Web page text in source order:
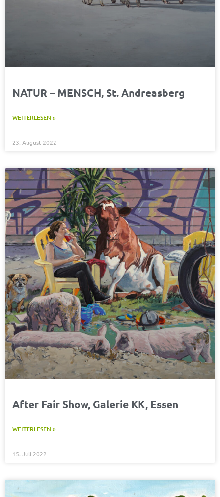
NATUR – MENSCH, St. Andreasberg
WEITERLESEN »
23. August 2022
After Fair Show, Galerie KK, Essen
WEITERLESEN »
15. Juli 2022